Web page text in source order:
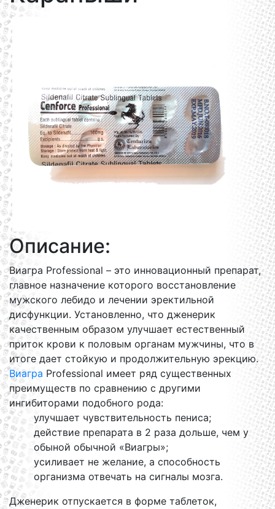
Описание:
Виагра Professional – это инновационный препарат,
главное назначение которого восстановление
мужского лебидо и лечении эректильной
дисфункции. Установленно, что дженерик
качественным образом улучшает естественный
приток крови к половым органам мужчины, что в
итоге дает стойкую и продолжительную эрекцию.
Виагра Professional имеет ряд существенных
преимуществ по сравнению с другими
ингибиторами подобного рода:
улучшает чувствительность пениса;
действие препарата в 2 раза дольше, чем у
обыной обычной «Виагры»;
усиливает не желание, а способность
организма отвечать на сигналы мозга.
Дженерик отпускается в форме таблеток,